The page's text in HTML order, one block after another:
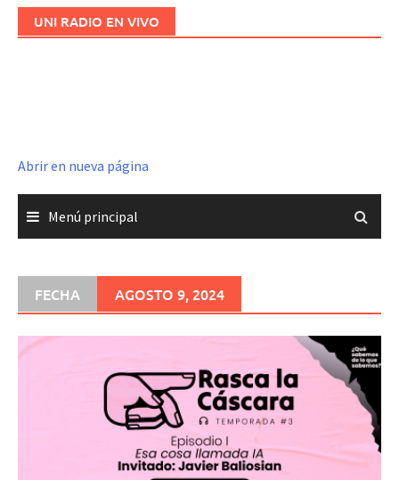
UNI RADIO EN VIVO
Abrir en nueva página
Menú principal
FECHA AGOSTO 9, 2024